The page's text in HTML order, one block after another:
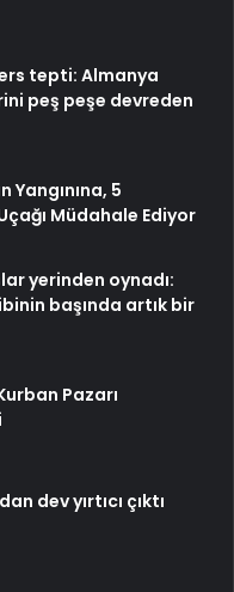
tepti: Almanya
peş peşe devreden
Yangınına, 5
Müdahale Ediyor
yerinden oynadı:
başında artık bir
Pazarı
dev yırtıcı çıktı